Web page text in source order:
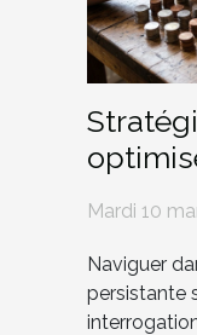
Mardi 10
Naviguer
persistante